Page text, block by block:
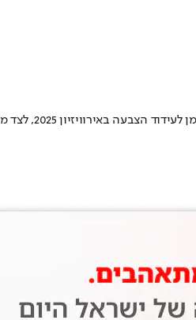
כתבה שפורסמה